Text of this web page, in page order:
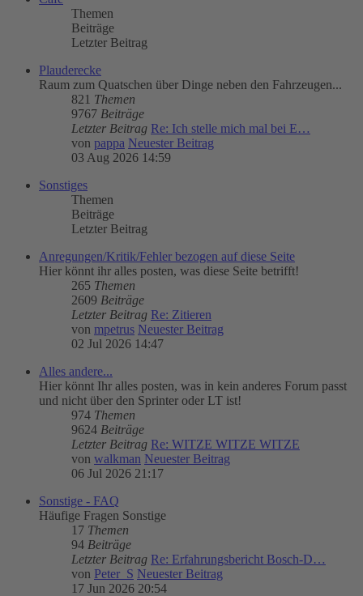
Themen
Beiträge
Letzter Beitrag
Plauderecke
Raum zum Quatschen über Dinge neben den Fahrzeugen...
821 Themen
9767 Beiträge
Letzter Beitrag Re: Ich stelle mich mal bei E…
von pappa Neuester Beitrag
03 Aug 2026 14:59
Sonstiges
Themen
Beiträge
Letzter Beitrag
Anregungen/Kritik/Fehler bezogen auf diese Seite
Hier könnt ihr alles posten, was diese Seite betrifft!
265 Themen
2609 Beiträge
Letzter Beitrag Re: Zitieren
von mpetrus Neuester Beitrag
02 Jul 2026 14:47
Alles andere...
Hier könnt Ihr alles posten, was in kein anderes Forum passt
und nicht über den Sprinter oder LT ist!
974 Themen
9624 Beiträge
Letzter Beitrag Re: WITZE WITZE WITZE
von walkman Neuester Beitrag
06 Jul 2026 21:17
Sonstige - FAQ
Häufige Fragen Sonstige
17 Themen
94 Beiträge
Letzter Beitrag Re: Erfahrungsbericht Bosch-D…
von Peter_S Neuester Beitrag
17 Jun 2026 20:54